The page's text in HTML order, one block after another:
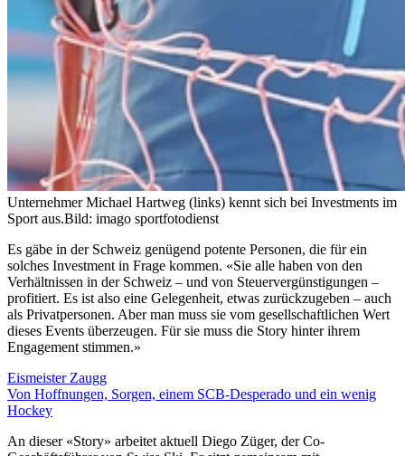
Unternehmer Michael Hartweg (links) kennt sich bei Investments im
Sport aus.Bild: imago sportfotodienst
Es gäbe in der Schweiz genügend potente Personen, die für ein
solches Investment in Frage kommen. «Sie alle haben von den
Verhältnissen in der Schweiz – und von Steuervergünstigungen –
profitiert. Es ist also eine Gelegenheit, etwas zurückzugeben – auch
als Privatpersonen. Aber man muss sie vom gesellschaftlichen Wert
dieses Events überzeugen. Für sie muss die Story hinter ihrem
Engagement stimmen.»
Eismeister Zaugg
Von Hoffnungen, Sorgen, einem SCB-Desperado und ein wenig
Hockey
An dieser «Story» arbeitet aktuell Diego Züger, der Co-